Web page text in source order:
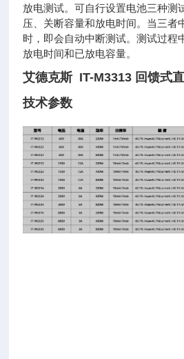
放电测试。可自行设置电池三种测
压、关断容量和放电时间。当三者
时，即会自动中断测试。测试过程
放电时间和已放电容量。
艾德克斯 IT-M3313 回馈式
技术参数